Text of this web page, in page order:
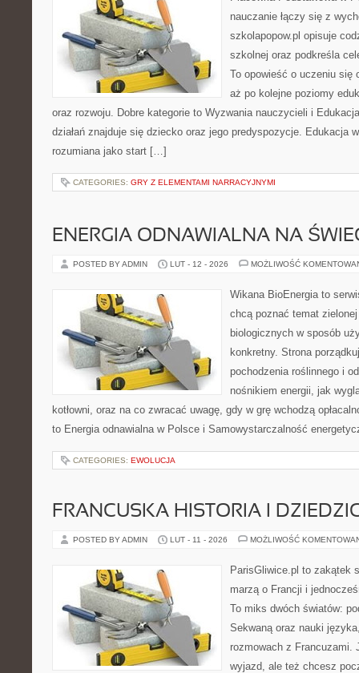
nauczanie łączy się z
szkolapopow.pl opisuje
szkolnej oraz podkreśla
To opowieść o uczeniu się
aż po kolejne poziomy
oraz rozwoju. Dobre kategorie to Wyzwania nauczycieli i
działań znajduje się dziecko oraz jego predyspozycje. Edukacja
rozumiana jako start […]
CATEGORIES: GRY Z ELEMENTAMI NARRACYJNYMI
ENERGIA ODNAWIALNA NA
POSTED BY ADMIN LUT - 12 - 2026 MOŻLIWOŚĆ
Wikana BioEnergia to
chcą poznać temat
biologicznych w sposób
konkretny. Strona
pochodzenia roślinnego i
nośnikiem energii, jak
kotłowni, oraz na co zwracać uwagę, gdy w grę wchodzą
to Energia odnawialna w Polsce i Samowystarczalność
CATEGORIES: EWOLUCJA
FRANCUSKA HISTORIA I
POSTED BY ADMIN LUT - 11 - 2026 MOŻLIWOŚĆ
ParisGliwice.pl to zakątek
marzą o Francji i
To miks dwóch światów:
Sekwaną oraz nauki
rozmowach z Francuzami.
wyjazd, ale też chcesz